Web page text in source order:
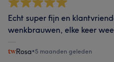
Echt super fijn en
wenkbrauwen, elke keer
Rosa•5 maanden geleden